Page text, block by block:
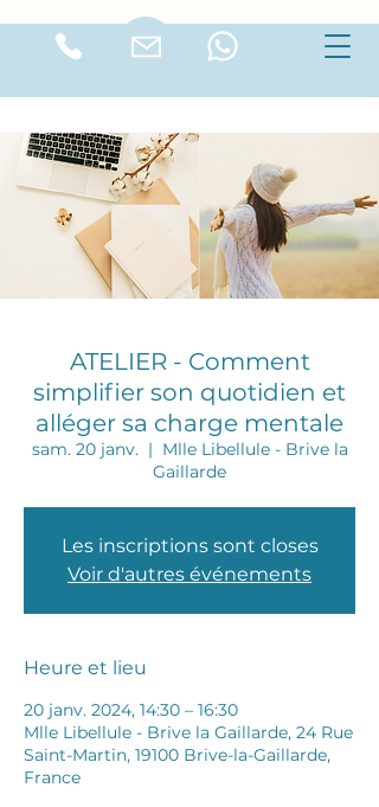
ATELIER - Comment
simplifier son quotidien et
alléger sa charge mentale
sam. 20 janv.
  |
Mlle Libellule - Brive la
Gaillarde
Les inscriptions sont closes
Voir d'autres événements
Heure et lieu
20 janv. 2024, 14:30 – 16:30
Mlle Libellule - Brive la Gaillarde, 24 Rue
Saint-Martin, 19100 Brive-la-Gaillarde,
France